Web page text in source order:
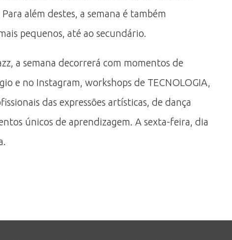
além destes, a semana é também
pequenos, até ao secundário.
a semana decorrerá com momentos de
e no Instagram, workshops de TECNOLOGIA,
das expressões artísticas, de dança
únicos de aprendizagem. A sexta-feira, dia